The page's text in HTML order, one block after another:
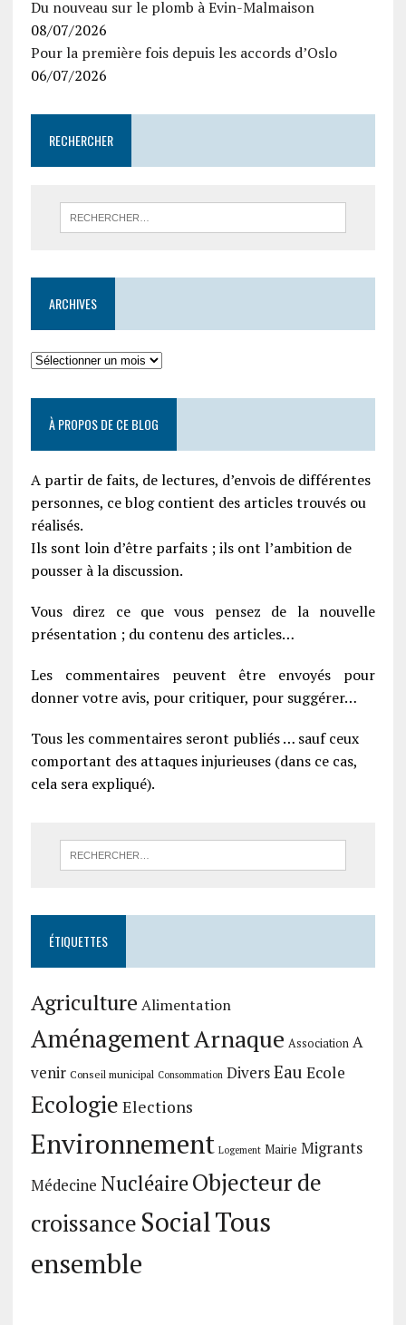
Du nouveau sur le plomb à Evin-Malmaison
08/07/2026
Pour la première fois depuis les accords d’Oslo
06/07/2026
RECHERCHER
ARCHIVES
À PROPOS DE CE BLOG
A partir de faits, de lectures, d’envois de différentes
personnes, ce blog contient des articles trouvés ou
réalisés.
Ils sont loin d’être parfaits ; ils ont l’ambition de
pousser à la discussion.
Vous direz ce que vous pensez de la nouvelle
présentation ; du contenu des articles…
Les commentaires peuvent être envoyés pour
donner votre avis, pour critiquer, pour suggérer…
Tous les commentaires seront publiés … sauf ceux
comportant des attaques injurieuses (dans ce cas,
cela sera expliqué).
ÉTIQUETTES
Agriculture Alimentation
AménagementArnaque Association A
venir Conseil municipal Consommation DiversEau Ecole
Ecologie Elections
Environnement Logement Mairie Migrants
Médecine NucléaireObjecteur de
croissance SocialTous
ensemble